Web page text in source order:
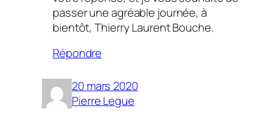
passer une agréable journée, à
bientôt, Thierry Laurent Bouche.
Répondre
20 mars 2020
Pierre Legue